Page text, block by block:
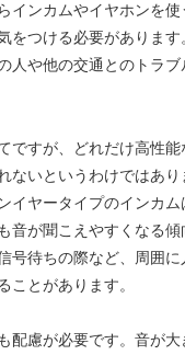
インカムやイヤホンを
をつける必要がありま
人や他の交通とのトラ
ですが、どれだけ高性能
ないというわけではあ
イヤータイプのインカ
音が聞こえやすくなる
号待ちの際など、周囲
ことがあります。
配慮が必要です。音が